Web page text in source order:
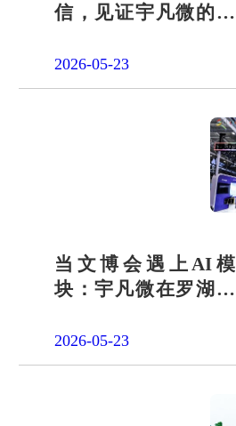
信，见证宇凡微的社
2026-05-23
当文博会遇上AI模
块：宇凡微在罗湖展
答卷
2026-05-23